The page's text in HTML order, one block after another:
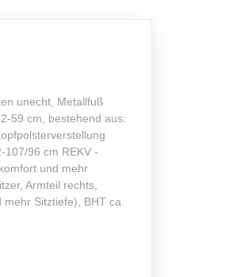
unecht, Metallfuß
59 cm, bestehend aus:
107/96 cm REKV -
und mehr
Armteil rechts,
Sitztiefe), BHT ca.